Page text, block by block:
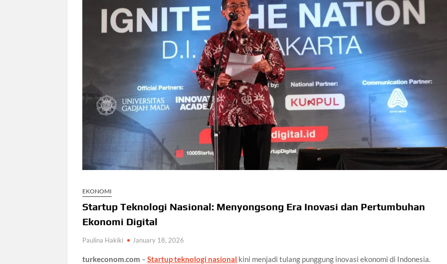
EKONOMI
Startup Teknologi Nasional: Menyongsong Era Inovasi dan Pertumbuhan
Ekonomi Digital
Paulina Hakiki January 18, 2026
turkeconom.com –Startup teknologi nasional kini menjadi tulang punggung inovasi ekonomi di Indonesia.